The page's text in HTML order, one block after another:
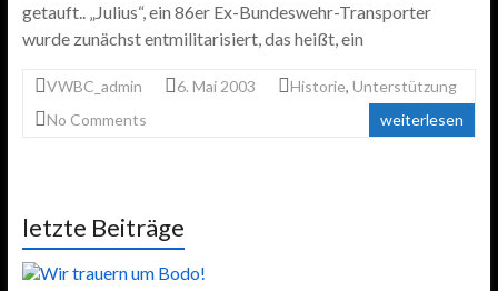
getauft.. „Julius“, ein 86er Ex-Bundeswehr-Transporter
wurde zunächst entmilitarisiert, das heißt, ein
VWBC_admin 6. Mai 2003 Historie, Unterstützung
No Comments
weiterlesen
letzte Beiträge